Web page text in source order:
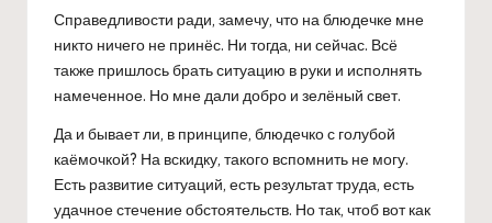
Справедливости ради, замечу, что на блюдечке мне
никто ничего не принёс. Ни тогда, ни сейчас. Всё
также пришлось брать ситуацию в руки и исполнять
намеченное. Но мне дали добро и зелёный свет.
Да и бывает ли, в принципе, блюдечко с голубой
каёмочкой? На вскидку, такого вспомнить не могу.
Есть развитие ситуаций, есть результат труда, есть
удачное стечение обстоятельств. Но так, чтоб вот как